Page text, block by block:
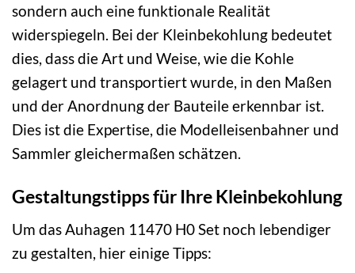
sondern auch eine funktionale Realität
widerspiegeln. Bei der Kleinbekohlung bedeutet
dies, dass die Art und Weise, wie die Kohle
gelagert und transportiert wurde, in den Maßen
und der Anordnung der Bauteile erkennbar ist.
Dies ist die Expertise, die Modelleisenbahner und
Sammler gleichermaßen schätzen.
Gestaltungstipps für Ihre Kleinbekohlung
Um das Auhagen 11470 H0 Set noch lebendiger
zu gestalten, hier einige Tipps: